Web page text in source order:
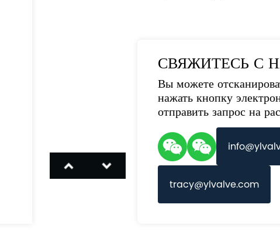
СВЯЖИТЕСЬ С
Вы можете
нажать кнопку
отправить запрос на
tracy@ylvalve.com